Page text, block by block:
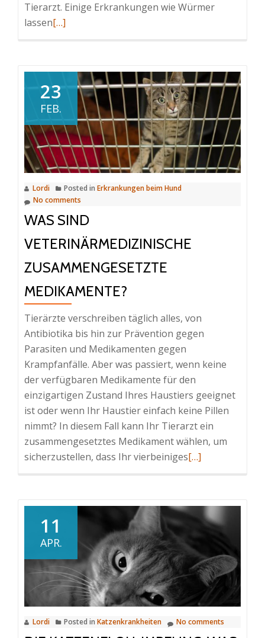
Tierarzt. Einige Erkrankungen wie Würmer
lassenRead
oft
sollte
Ihr
Haustier
zum
Tierarzt?
[…]
23
FEB.
Lordi Posted in Erkrankungen beim Hund
No comments
WAS SIND
VETERINÄRMEDIZINISCHE
ZUSAMMENGESETZTE
MEDIKAMENTE?
Tierärzte verschreiben täglich alles, von
Antibiotika bis hin zur Prävention gegen
Parasiten und Medikamenten gegen
Krampfanfälle. Aber was passiert, wenn keine
der verfügbaren Medikamente für den
einzigartigen Zustand Ihres Haustiers geeignet
ist oder wenn Ihr Haustier einfach keine Pillen
nimmt? In diesem Fall kann Ihr Tierarzt ein
zusammengesetztes Medikament wählen, um
sicherzustellen, dass Ihr vierbeinigesRead
sind
Medikamente?
[…]
11
APR.
Lordi Posted in Katzenkrankheiten No comments